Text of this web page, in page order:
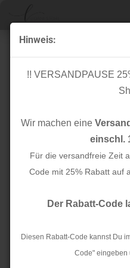
Hinweis:
!! VERSANDPAUSE
Wir machen eine
einschl.
Für die versandfreie Zeit
Code mit 25% Rabatt auf
Der Rabatt-Code
Diesen Rabatt-Code kannst Du
Code" eingeben
Musselin - Big Leo - blue